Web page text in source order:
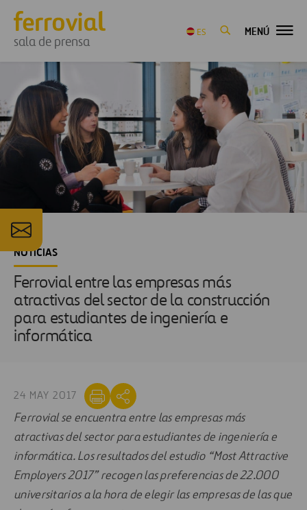
sala de prensa
ES MENÚ
NOTICIAS
Ferrovial entre las empresas más
atractivas del sector de la construcción
para estudiantes de ingeniería e
informática
24 MAY 2017
Ferrovial se encuentra entre las empresas más
atractivas del sector para estudiantes de ingeniería e
informática. Los resultados del estudio “Most Attractive
Employers 2017” recogen las preferencias de 22.000
universitarios a la hora de elegir las empresas de las que